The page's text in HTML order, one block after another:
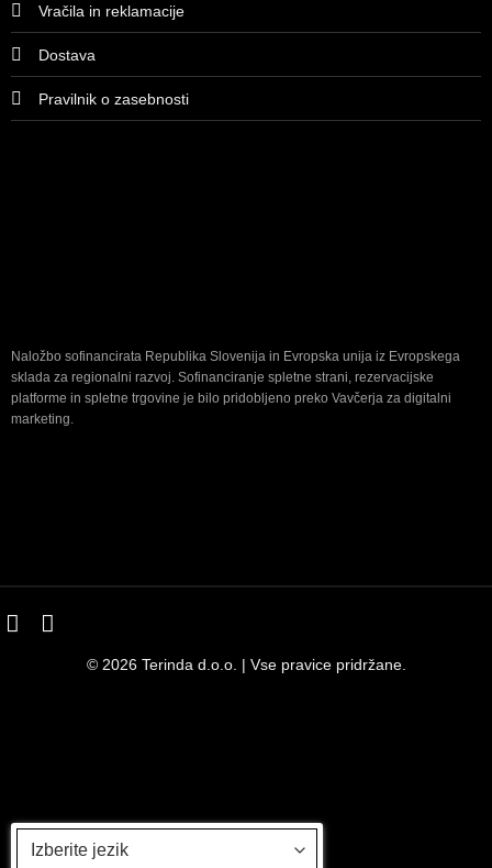
Vračila in reklamacije
Dostava
Pravilnik o zasebnosti
Naložbo sofinancirata Republika Slovenija in Evropska unija iz Evropskega
sklada za regionalni razvoj. Sofinanciranje spletne strani, rezervacijske
platforme in spletne trgovine je bilo pridobljeno preko Vavčerja za digitalni
marketing.
© 2026 Terinda d.o.o. | Vse pravice pridržane.